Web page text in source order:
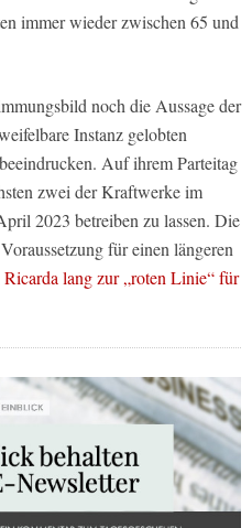
immer wieder zwischen 65 und
noch die Aussage der
Instanz gelobten
Auf ihrem Parteitag
zwei der Kraftwerke im
2023 betreiben zu lassen. Die
für einen längeren
lang zur „roten Linie“ für